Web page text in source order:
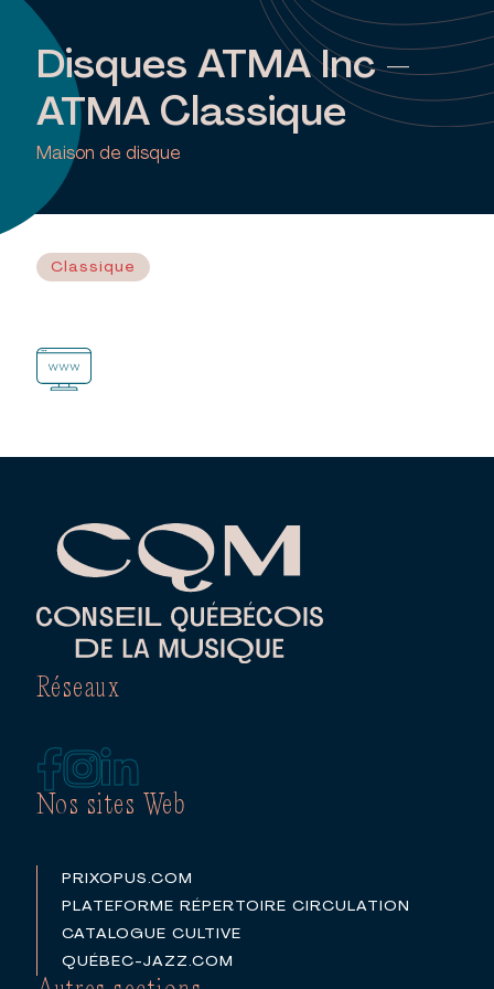
Disques ATMA Inc –
ATMA Classique
Maison de disque
Classique
Nos sites Web
PRIXOPUS.COM
PLATEFORME RÉPERTOIRE CIRCULATION
CATALOGUE CULTIVE
QUÉBEC-JAZZ.COM
Réseaux